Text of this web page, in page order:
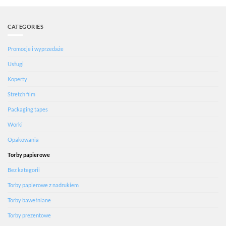
CATEGORIES
Promocje i wyprzedaże
Usługi
Koperty
Stretch film
Packaging tapes
Worki
Opakowania
Torby papierowe
Bez kategorii
Torby papierowe z nadrukiem
Torby bawełniane
Torby prezentowe